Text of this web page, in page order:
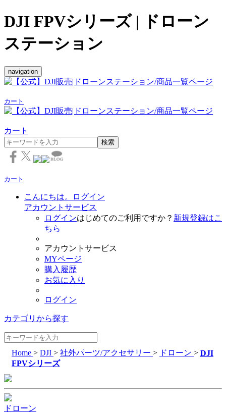
DJI FPVシリーズ | ドローン
ステーション
navigation
カート
カート
検索
カート
こんにちは。ログイン
アカウントサービス
ログインはじめてのご利用ですか？ 新規登録はこ
ちら
アカウントサービス
MYページ
購入履歴
お気に入り
ログイン
カテゴリから探す
Home > DJI > 社外パーツ/アクセサリー > ドローン > DJI
FPVシリーズ
ドローン